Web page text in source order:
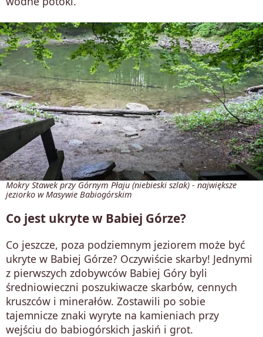
Mokry Stawek przy Górnym Płaju (niebieski szlak) - największe
jeziorko w Masywie Babiogórskim
Co jest ukryte w Babiej Górze?
Co jeszcze, poza podziemnym jeziorem może być
ukryte w Babiej Górze? Oczywiście skarby! Jednymi
z pierwszych zdobywców Babiej Góry byli
średniowieczni poszukiwacze skarbów, cennych
kruszców i minerałów. Zostawili po sobie
tajemnicze znaki wyryte na kamieniach przy
wejściu do babiogórskich jaskiń i grot.